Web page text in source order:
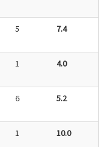
5 7.4
1 4.0
6 5.2
1 10.0